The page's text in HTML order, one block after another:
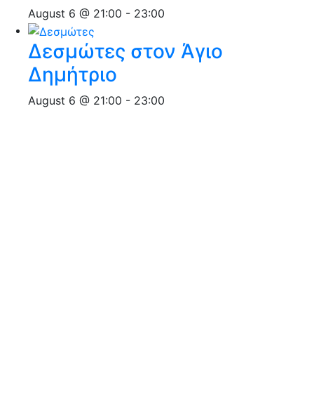
August 6 @ 21:00 - 23:00
Δεσμώτες στον Άγιο
Δημήτριο
August 6 @ 21:00 - 23:00